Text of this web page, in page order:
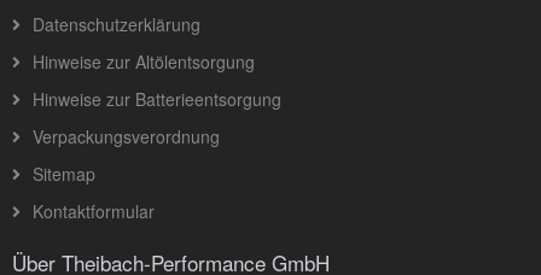
Datenschutzerklärung
Hinweise zur Altölentsorgung
Hinweise zur Batterieentsorgung
Verpackungsverordnung
Sitemap
Kontaktformular
Über Theibach-Performance GmbH